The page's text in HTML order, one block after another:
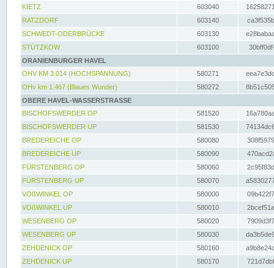
KIETZ
603040
RATZDORF
603140
SCHWEDT-ODERBRÜCKE
603130
STÜTZKOW
603100
ORANIENBURGER HAVEL
OHV KM 3.014 (HOCHSPANNUNG)
580271
OHv km 1.467 (Blaues Wunder)
580272
OBERE HAVEL-WASSERSTRASSE
BISCHOFSWERDER OP
581520
BISCHOFSWERDER UP
581530
BREDEREICHE OP
580080
BREDEREICHE UP
580090
FÜRSTENBERG OP
580060
FÜRSTENBERG UP
580070
VOßWINKEL OP
580000
VOßWINKEL UP
580010
WESENBERG OP
580020
WESENBERG UP
580030
ZEHDENICK OP
580160
ZEHDENICK UP
580170